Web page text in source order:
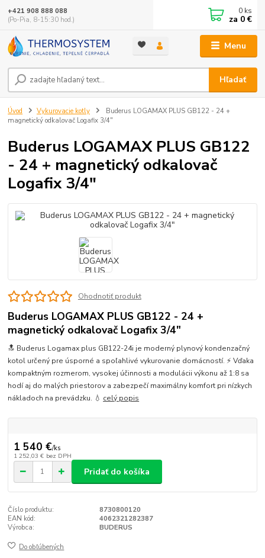
Menu
Hľadať
+421 908 888 088
(Po-Pia, 8-15:30 hod.)
0 ks
za 0 €
Úvod Vykurovacie kotly
Buderus LOGAMAX PLUS GB122 - 24 +
magnetický odkalovač Logafix 3/4"
Buderus LOGAMAX PLUS GB122
- 24 + magnetický odkalovač
Logafix 3/4"
Ohodnotiť produkt
Buderus LOGAMAX PLUS GB122 - 24 +
magnetický odkalovač Logafix 3/4"
🔝 Buderus Logamax plus GB122-24i je moderný plynový kondenzačný
kotol určený pre úsporné a spoľahlivé vykurovanie domácností. ⚡ Vďaka
kompaktným rozmerom, vysokej účinnosti a modulácii výkonu až 1:8 sa
hodí aj do malých priestorov a zabezpečí maximálny komfort pri nízkych
nákladoch na prevádzku. 💧 celý popis
1 540 €/ks
1 252,03 € bez DPH
Pridať do košíka
Číslo produktu:
8730800120
EAN kód:
4062321282387
Výrobca:
BUDERUS
Do obľúbených